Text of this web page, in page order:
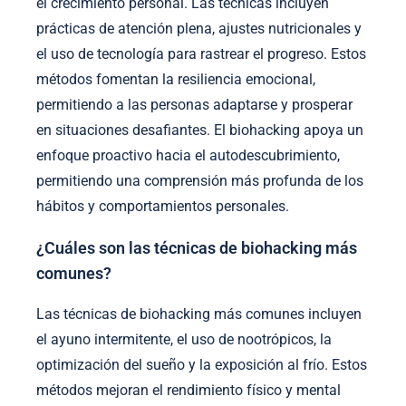
prácticas de atención plena, ajustes nutricionales y
el uso de tecnología para rastrear el progreso. Estos
métodos fomentan la resiliencia emocional,
permitiendo a las personas adaptarse y prosperar
en situaciones desafiantes. El biohacking apoya un
enfoque proactivo hacia el autodescubrimiento,
permitiendo una comprensión más profunda de los
hábitos y comportamientos personales.
¿Cuáles son las técnicas de biohacking más
comunes?
Las técnicas de biohacking más comunes incluyen
el ayuno intermitente, el uso de nootrópicos, la
optimización del sueño y la exposición al frío. Estos
métodos mejoran el rendimiento físico y mental